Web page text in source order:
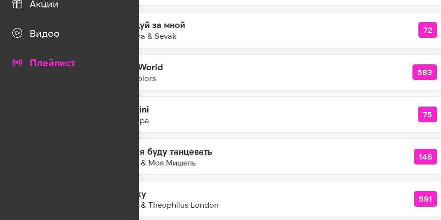
Акции
Видео
Плейлист
10:39 Следуй за мной
Gayana & Sevak
72
Mad World
Twocolors
583
Houdini
Dua Lipa
75
Если я буду танцевать
Баста & Моя Мишель
146
Galaxy
Kungs & Theophilus London
591